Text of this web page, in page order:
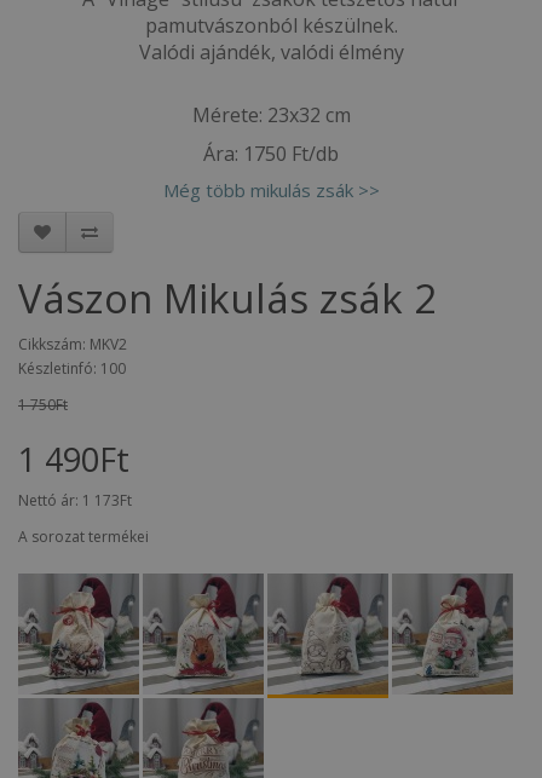
pamutvászonból készülnek.
Valódi ajándék, valódi élmény
Mérete: 23x32 cm
Ára: 1750 Ft/db
Még több mikulás zsák >>
Vászon Mikulás zsák 2
Cikkszám: MKV2
Készletinfó: 100
1 750Ft
1 490Ft
Nettó ár: 1 173Ft
A sorozat termékei